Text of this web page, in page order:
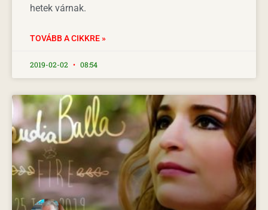
hetek várnak.
TOVÁBB A CIKKRE »
2019-02-02 08:54